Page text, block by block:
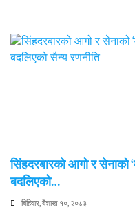
सिंहदरबारको आगो र सेनाको
बदलिएको…
बिहिवार, बैशाख १०, २०८३